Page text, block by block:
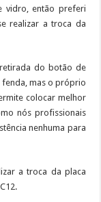
vidro, então preferi
realizar a troca da
do botão de
fenda, mas o próprio
colocar melhor
nós profissionais
nenhuma para
a troca da placa